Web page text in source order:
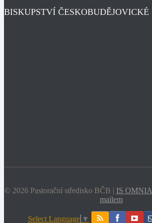
BISKUPSTVÍ ČESKOBUDĚJOVICKÉ
© 2026 Pastorační středisko BČB | IS OMNIA
mailem
Select Language ▼